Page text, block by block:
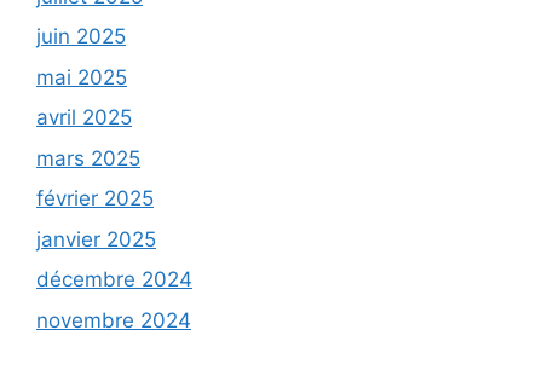
juin 2025
mai 2025
avril 2025
mars 2025
février 2025
janvier 2025
décembre 2024
novembre 2024